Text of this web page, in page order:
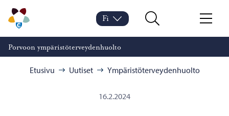
Porvoon ympäristöterveydenhuolto – Siirry kotisivulle
Valikko
Vaihda kieltä
Nykyinen kieli: Suomi
Fi
Hae
Porvoon ympäristöterveydenhuolto
Selaa:Etusivu Uutiset Ympäristöterveydenhuolto
16.2.2024